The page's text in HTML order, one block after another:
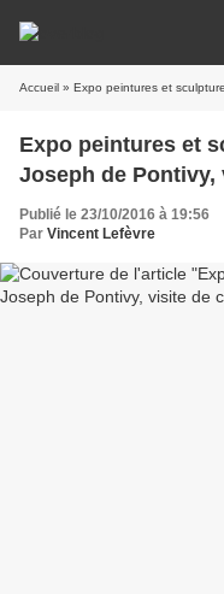
Accueil » Expo peintures et
Expo peintures et
Joseph de
Publié le 23/10/2016 à 19:56
Par Vincent Lefèvre